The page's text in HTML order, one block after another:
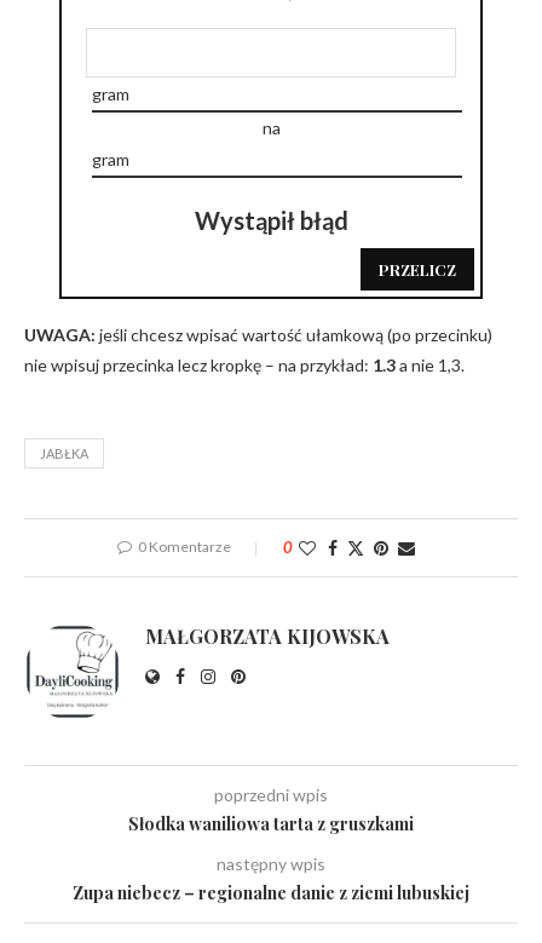
na
PRZELICZ
Wystąpił błąd
UWAGA: jeśli chcesz wpisać wartość ułamkową (po przecinku)
nie wpisuj przecinka lecz kropkę – na przykład: 1.3a nie 1,3.
JABŁKA
0 Komentarze 0
MAŁGORZATA KIJOWSKA
poprzedni wpis
Słodka waniliowa tarta z gruszkami
następny wpis
Zupa niebecz – regionalne danie z ziemi lubuskiej